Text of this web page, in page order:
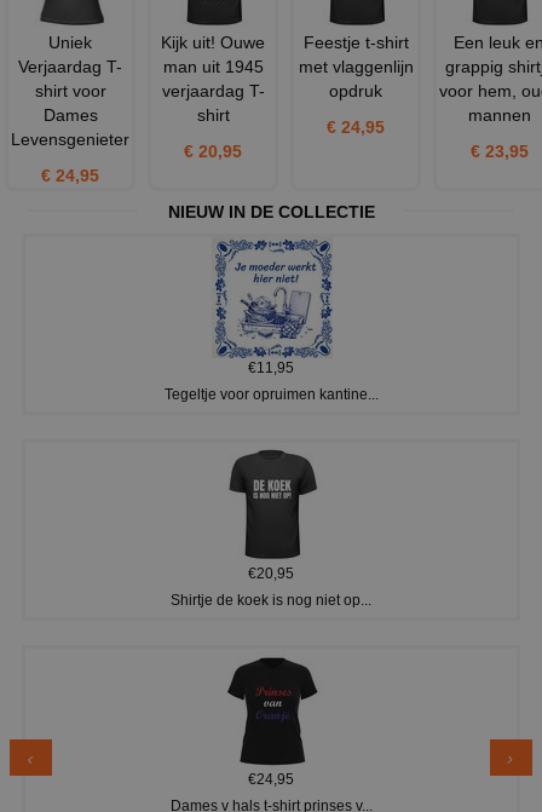
Uniek
Verjaardag T-
shirt voor
Dames
Levensgenieter
€ 24,95
Kijk uit! Ouwe
man uit 1945
verjaardag T-
shirt
€ 20,95
Feestje t-shirt
met vlaggenlijn
opdruk
€ 24,95
Een leuk
grappig
voor hem,
mannen
€ 23,95
NIEUW IN DE COLLECTIE
€11,95
Tegeltje voor opruimen kantine...
€20,95
Shirtje de koek is nog niet op...
€24,95
Dames v hals t-shirt prinses v...